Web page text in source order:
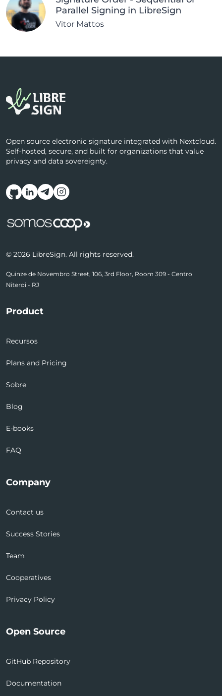
Parallel Signing in LibreSign
Vitor Mattos
Open source electronic signature integrated with Nextcloud.
Self-hosted, secure, and built for organizations that value
privacy and data sovereignty.
Follow us on social media
© 2026 LibreSign. All rights reserved.
Quinze de Novembro Street, 106, 3rd Floor, Room 309 - Centro
Niteroi - RJ
Product
Recursos
Plans and Pricing
Sobre
Blog
E-books
FAQ
Company
Contact us
Success Stories
Team
Cooperatives
Privacy Policy
Open Source
GitHub Repository
Documentation